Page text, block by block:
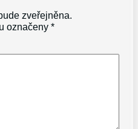
zveřejněna.
označeny*